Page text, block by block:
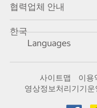
협력업체 안내
한국
Languages
사이트맵 이용
영상정보처리기기운